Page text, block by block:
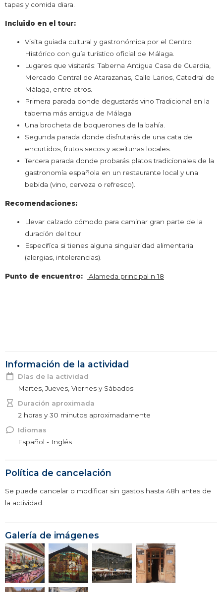
tapas y comida diara.
Incluido en el tour:
Visita guiada cultural y gastronómica por el Centro
Histórico con guía turístico oficial de Málaga.
Lugares que visitarás: Taberna Antigua Casa de Guardia,
Mercado Central de Atarazanas, Calle Larios, Catedral de
Málaga, entre otros.
Primera parada donde degustarás vino Tradicional en la
taberna más antigua de Málaga
Una brocheta de boquerones de la bahía.
Segunda parada donde disfrutarás de una cata de
encurtidos, frutos secos y aceitunas locales.
Tercera parada donde probarás platos tradicionales de la
gastronomía española en un restaurante local y una
bebida (vino, cerveza o refresco).
Recomendaciones:
Llevar calzado cómodo para caminar gran parte de la
duración del tour.
Especifíca si tienes alguna singularidad alimentaria
(alergias, intolerancias).
Punto de encuentro: Alameda principal n 18
Información de la actividad
Días de la actividad
Martes, Jueves, Viernes y Sábados
Duración aproximada
2 horas y 30 minutos aproximadamente
Idiomas
Español - Inglés
Política de cancelación
Se puede cancelar o modificar sin gastos hasta 48h antes de
la actividad.
Galería de imágenes